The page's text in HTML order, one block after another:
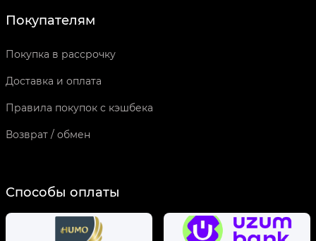
Покупателям
Покупка в рассрочку
Доставка и оплата
Правила покупок с кэшбека
Возврат / обмен
Способы оплаты